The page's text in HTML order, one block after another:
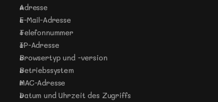
Adresse
E-Mail-Adresse
Telefonnummer
IP-Adresse
Browsertyp und -version
Betriebssystem
MAC-Adresse
Datum und Uhrzeit des Zugriffs